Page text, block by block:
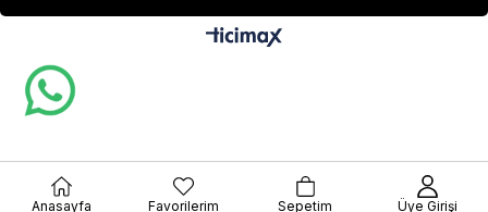
Anasayfa Favorilerim Sepetim Üye Girişi